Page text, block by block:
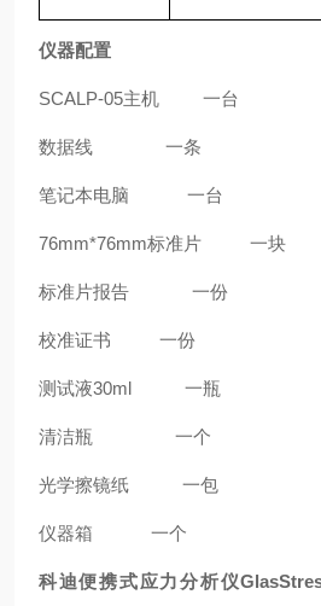
仪器配置
SCALP-05主机 一台
数据线 一条
笔记本电脑 一台
76mm*76mm标准片 一块
标准片报告 一份
校准证书 一份
测试液30ml 一瓶
清洁瓶 一个
光学擦镜纸 一包
仪器箱 一个
科迪便携式应力分析仪